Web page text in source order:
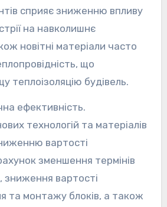
сприяє зниженню впливу
на навколишнє
новітні матеріали часто
що
теплоізоляцію будівель.
технологій та матеріалів
вартості
зменшення термінів
зниження вартості
та монтажу блоків, а також